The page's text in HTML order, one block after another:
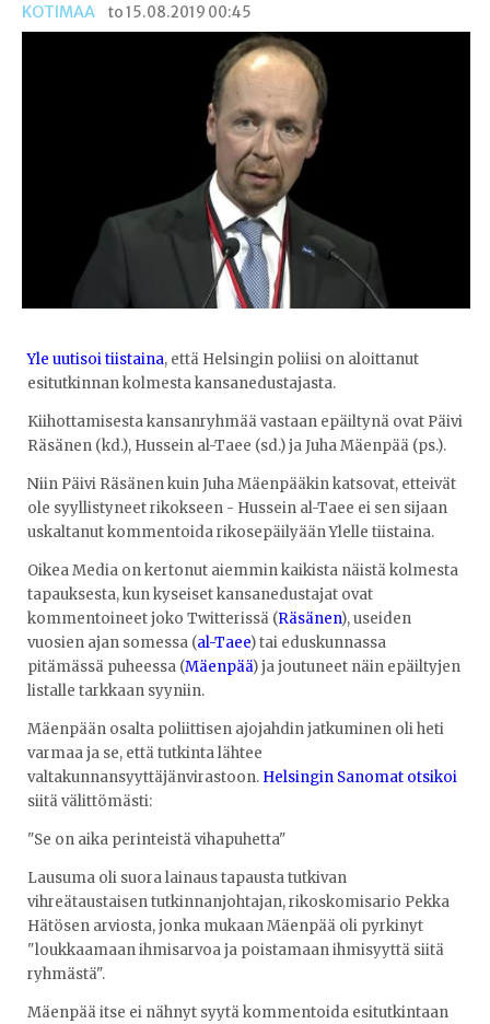
KOTIMAA to 15.08.2019 00:45
Yle uutisoi tiistaina, että Helsingin poliisi on aloittanut
esitutkinnan kolmesta kansanedustajasta.
Kiihottamisesta kansanryhmää vastaan epäiltynä ovat Päivi
Räsänen (kd.), Hussein al-Taee (sd.) ja Juha Mäenpää (ps.).
Niin Päivi Räsänen kuin Juha Mäenpääkin katsovat, etteivät
ole syyllistyneet rikokseen - Hussein al-Taee ei sen sijaan
uskaltanut kommentoida rikosepäilyään Ylelle tiistaina.
Oikea Media on kertonut aiemmin kaikista näistä kolmesta
tapauksesta, kun kyseiset kansanedustajat ovat
kommentoineet joko Twitterissä (Räsänen), useiden
vuosien ajan somessa (al-Taee) tai eduskunnassa
pitämässä puheessa (Mäenpää) ja joutuneet näin epäiltyjen
listalle tarkkaan syyniin.
Mäenpään osalta poliittisen ajojahdin jatkuminen oli heti
varmaa ja se, että tutkinta lähtee
valtakunnansyyttäjänvirastoon. Helsingin Sanomat otsikoi
siitä välittömästi:
"Se on aika perinteistä vihapuhetta"
Lausuma oli suora lainaus tapausta tutkivan
vihreätaustaisen tutkinnanjohtajan, rikoskomisario Pekka
Hätösen arviosta, jonka mukaan Mäenpää oli pyrkinyt
"loukkaamaan ihmisarvoa ja poistamaan ihmisyyttä siitä
ryhmästä".
Mäenpää itse ei nähnyt syytä kommentoida esitutkintaan